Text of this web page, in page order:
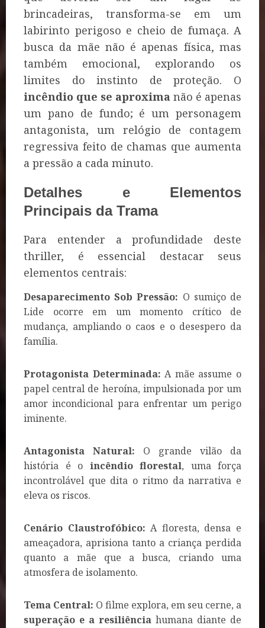
brincadeiras, transforma-se em um
labirinto perigoso e cheio de fumaça. A
busca da mãe não é apenas física, mas
também emocional, explorando os
limites do instinto de proteção. O
incêndio que se aproxima não é apenas
um pano de fundo; é um personagem
antagonista, um relógio de contagem
regressiva feito de chamas que aumenta
a pressão a cada minuto.
Detalhes e Elementos
Principais da Trama
Para entender a profundidade deste
thriller, é essencial destacar seus
elementos centrais:
Desaparecimento Sob Pressão: O sumiço de
Lide ocorre em um momento crítico de
mudança, ampliando o caos e o desespero da
família.
Protagonista Determinada: A mãe assume o
papel central de heroína, impulsionada por um
amor incondicional para enfrentar um perigo
iminente.
Antagonista Natural: O grande vilão da
história é o incêndio florestal, uma força
incontrolável que dita o ritmo da narrativa e
eleva os riscos.
Cenário Claustrofóbico: A floresta, densa e
ameaçadora, aprisiona tanto a criança perdida
quanto a mãe que a busca, criando uma
atmosfera de isolamento.
Tema Central: O filme explora, em seu cerne, a
superação e a resiliência humana diante de